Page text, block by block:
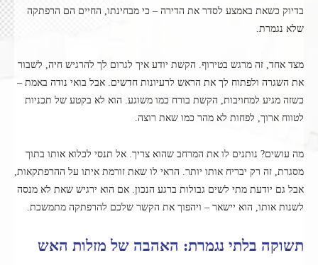
בדיוק כשאת באמצע לסדר את הדירה – כי מבחינתו, החיים הם הרפתקה
שלא נגמרת.
מצד אחד, זה מרגש בטירוף. הקשת יודע איך לגרום לך להרגיש חיה, לשבור
את השגרה ולפתוח לך את הראש לרעיונות חדשים. אבל בואי נודה באמת –
כשזה מגיע למחויבות, הקשת בורח כמו משוגע. הוא לא בקטע של תכניות
לטווח ארוך, לפחות לא מהר כמו שאת רוצה.
מה עושים? נותנים לו את המרחב שהוא צריך. אל תנסי לכלוא אותו בתוך
מסגרת, זה רק יבריח אותו יותר. הראי לו שאת זורמת איתו על ההרפתקאות,
אבל גם יודעת מתי לשים גבולות ברגע הנכון. אם הוא ירגיש שאת לא מנסה
לשנות אותו, הוא יישאר – ויהפוך את הקשר שלכם להרפתקה מתמשכת.
תשוקה בלתי נגמרת: האהבה של מזלות האש